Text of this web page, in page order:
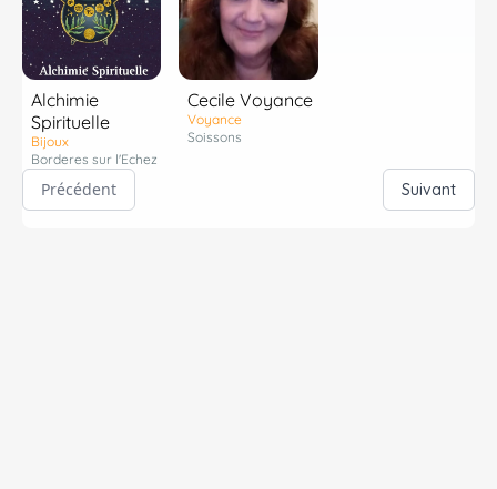
Alchimie
Spirituelle
Bijoux
Borderes sur l'Echez
Cecile Voyance
Voyance
Soissons
Précédent Suivant